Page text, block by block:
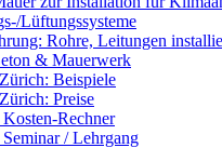
Lüftungssysteme
Rohre, Leitungen
& Mauerwerk
Beispiele
Preise
Rechner
/ Lehrgang